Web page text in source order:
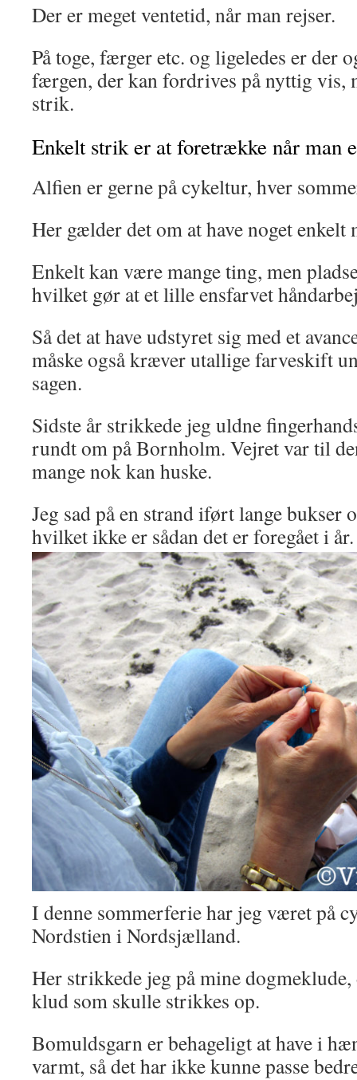
Der er meget ventetid, når man rejser.
På toge, færger etc. og ligeledes er der
færgen, der kan fordrives på nyttig vis,
strik.
Enkelt strik er at foretrække når man
Alfien er gerne på cykeltur, hver
Her gælder det om at have noget enkelt
Enkelt kan være mange ting, men
hvilket gør at et lille ensfarvet
Så det at have udstyret sig med et
måske også kræver utallige farveskift
sagen.
Sidste år strikkede jeg uldne
rundt om på Bornholm. Vejret var til
mange nok kan huske.
Jeg sad på en strand iført lange bukser
hvilket ikke er sådan det er foregået i år.
I denne sommerferie har jeg været på
Nordstien i Nordsjælland.
Her strikkede jeg på mine
klud som skulle strikkes op.
Bomuldsgarn er behageligt at have i
varmt, så det har ikke kunne passe